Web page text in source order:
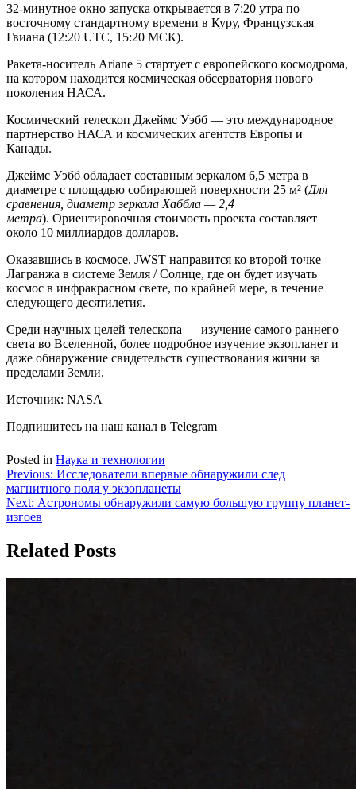
32-минутное окно запуска открывается в 7:20 утра по
восточному стандартному времени в Куру, Французская
Гвиана (12:20 UTC, 15:20 МСК).
Ракета-носитель Ariane 5 стартует с европейского космодрома,
на котором находится космическая обсерватория нового
поколения НАСА.
Космический телескоп Джеймс Уэбб — это международное
партнерство НАСА и космических агентств Европы и
Канады.
Джеймс Уэбб обладает составным зеркалом 6,5 метра в
диаметре с площадью собирающей поверхности 25 м² (Для
сравнения, диаметр зеркала Хаббла — 2,4
метра). Ориентировочная стоимость проекта составляет
около 10 миллиардов долларов.
Оказавшись в космосе, JWST направится ко второй точке
Лагранжа в системе Земля / Солнце, где он будет изучать
космос в инфракрасном свете, по крайней мере, в течение
следующего десятилетия.
Среди научных целей телескопа — изучение самого раннего
света во Вселенной, более подробное изучение экзопланет и
даже обнаружение свидетельств существования жизни за
пределами Земли.
Источник: NASA
Подпишитесь на наш канал в Telegram
Posted in Наука и технологии
Навигация
по
записям
Previous: Исследователи впервые обнаружили след
магнитного поля у экзопланеты
Next: Астрономы обнаружили самую большую группу планет-
изгоев
Related Posts